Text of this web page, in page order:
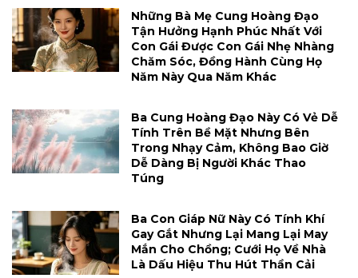
Những Bà Mẹ Cung Hoàng Đạo
Tận Hưởng Hạnh Phúc Nhất Với
Con Gái Được Con Gái Nhẹ Nhàng
Chăm Sóc, Đồng Hành Cùng Họ
Năm Này Qua Năm Khác
Ba Cung Hoàng Đạo Này Có Vẻ Dễ
Tính Trên Bề Mặt Nhưng Bên
Trong Nhạy Cảm, Không Bao Giờ
Dễ Dàng Bị Người Khác Thao
Túng
Ba Con Giáp Nữ Này Có Tính Khí
Gay Gắt Nhưng Lại Mang Lại May
Mắn Cho Chồng; Cưới Họ Về Nhà
Là Dấu Hiệu Thu Hút Thần Cải